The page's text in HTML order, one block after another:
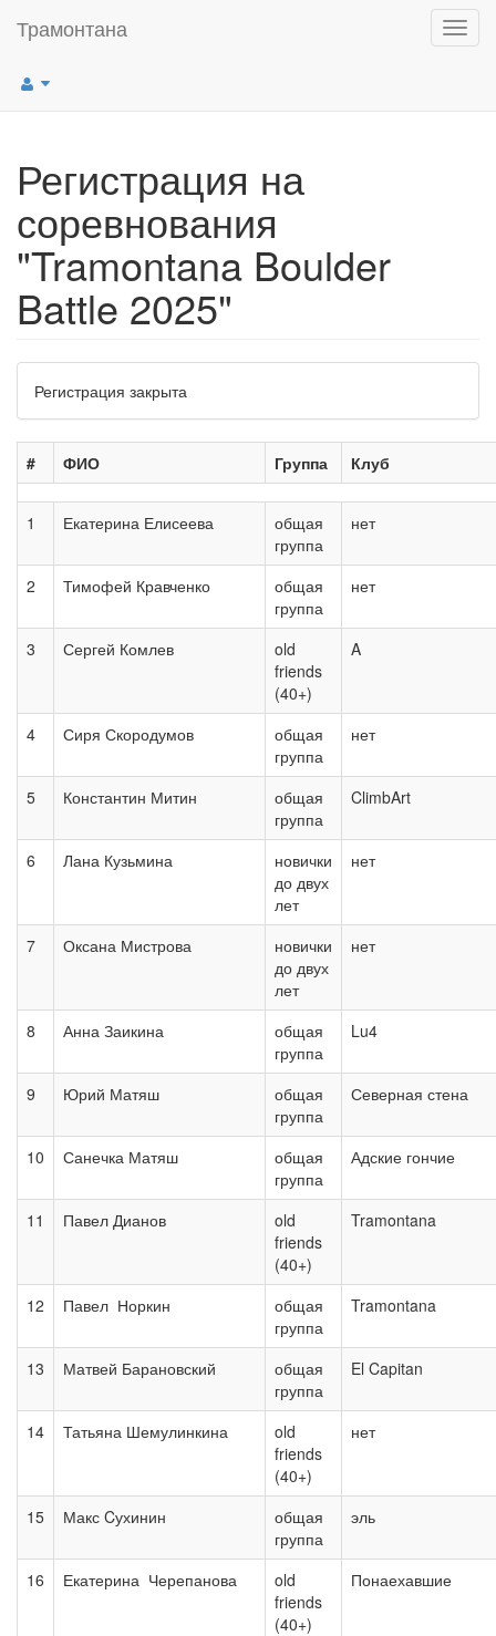
Меню
Трамонтана
Регистрация на
соревнования
"Tramontana Boulder
Battle 2025"
Регистрация закрыта
# ФИО Группа Клуб
1 Екатерина Елисеева
общая
группа
нет
2 Тимофей Кравченко
общая
группа
нет
3 Сергей Комлев
old
friends
(40+)
A
4 Сиря Скородумов
общая
группа
нет
5 Константин Митин
общая
группа
ClimbArt
6 Лана Кузьмина
новички
до двух
лет
нет
7 Оксана Мистрова
новички
до двух
лет
нет
8 Анна Заикина
общая
группа
Lu4
9 Юрий Матяш
общая
группа
Северная стена
10 Санечка Матяш
общая
группа
Адские гончие
11 Павел Дианов
old
friends
(40+)
Tramontana
12 Павел Норкин
общая
группа
Tramontana
13 Матвей Барановский
общая
группа
El Capitan
14 Татьяна Шемулинкина
old
friends
(40+)
нет
15 Макс Cухинин
общая
группа
эль
16 Екатерина Черепанова
old
friends
(40+)
Понаехавшие